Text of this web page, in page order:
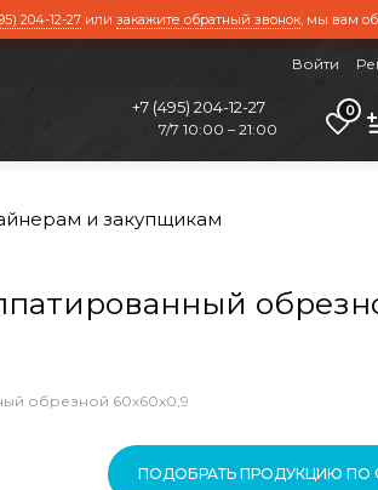
204-12-27 или закажите обратный звонок, мы вам
Войти
+7 (495) 204-12-27
7/7 10:00 – 21:00
0
и закупщикам
обрезной 60x60х0,9
ПОДОБРАТЬ ПРОДУКЦИЮ ПО